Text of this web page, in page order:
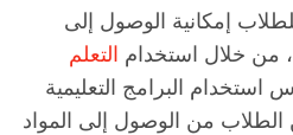
للطلاب إمكانية الوصول إلى
من خلال استخدام التعلم
استخدام البرامج التعليمية
الطلاب من الوصول إلى المواد